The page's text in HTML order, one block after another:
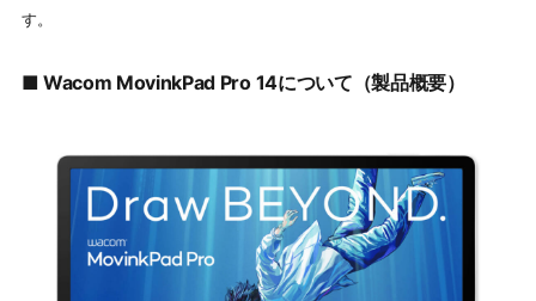
す。
■ Wacom MovinkPad Pro 14について（製品概要）